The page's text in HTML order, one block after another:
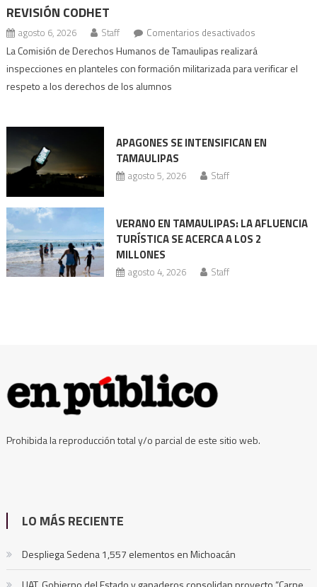
REVISIÓN CODHET
agosto 6, 2026 Staff Comentarios desactivadosen
Escuelas
con
Codhet
La Comisión de Derechos Humanos de Tamaulipas realizará
inspecciones en planteles con formación militarizada para verificar el
respeto a los derechos de los alumnos
APAGONES SE INTENSIFICAN EN
TAMAULIPAS
agosto 5, 2026 Staff
VERANO EN TAMAULIPAS: LA AFLUENCIA
TURÍSTICA SE ACERCA A LOS 2
MILLONES
agosto 4, 2026 Staff
Prohibida la reproducción total y/o parcial de este sitio web.
LO MÁS RECIENTE
Despliega Sedena 1,557 elementos en Michoacán